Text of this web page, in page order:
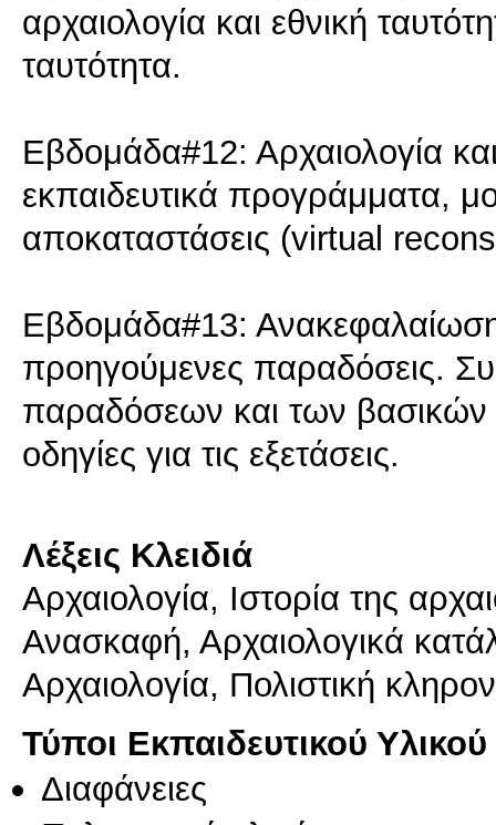
αρχαιολογία και εθνική
ταυτότητα.
Εβδομάδα#12: Αρχαιολογία
εκπαιδευτικά προγράμματα,
αποκαταστάσεις (virtual
Εβδομάδα#13:
προηγούμενες παραδόσεις.
παραδόσεων και των βασικών
οδηγίες για τις εξετάσεις.
Λέξεις Κλειδιά
Αρχαιολογία, Ιστορία της
Ανασκαφή, Αρχαιολογικά
Αρχαιολογία, Πολιστική
Τύποι Εκπαιδευτικού Υλικού
Διαφάνειες